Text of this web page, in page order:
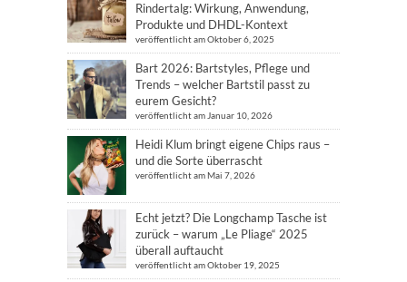
Rindertalg: Wirkung, Anwendung,
Produkte und DHDL-Kontext
veröffentlicht am Oktober 6, 2025
Bart 2026: Bartstyles, Pflege und
Trends – welcher Bartstil passt zu
eurem Gesicht?
veröffentlicht am Januar 10, 2026
Heidi Klum bringt eigene Chips raus –
und die Sorte überrascht
veröffentlicht am Mai 7, 2026
Echt jetzt? Die Longchamp Tasche ist
zurück – warum „Le Pliage“ 2025
überall auftaucht
veröffentlicht am Oktober 19, 2025